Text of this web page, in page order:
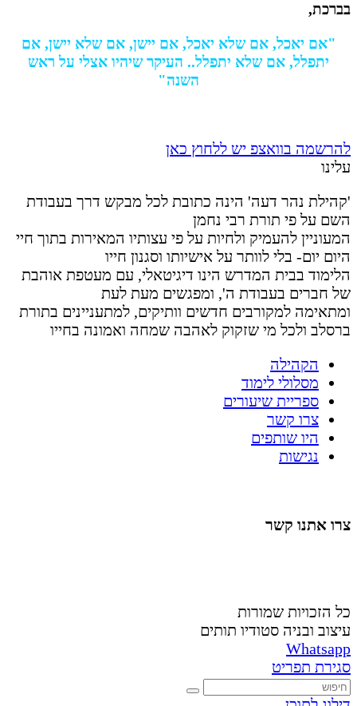
בברכת,
"אם יאכל, אם שלא יאכל, אם יישן, אם שלא יישן, אם
יתפלל, אם שלא יתפלל.. העיקר שיהיו אצלי על ראש
השנה"
להרשמה בוואצפ יש ללחוץ כאן
עלינו
'קהילת נהר דעה' הינה כתובת לכל מבקש דרך בעבודת
השם על פי תורת רבי נחמן
המעוניין להעמיק ולחיות על פי עצותיו המאירות בתוך חיי
היום יום- בלי לוותר על אישיותו וסגנון חייו
הלימוד בבית המדרש הינו דיגיטאלי, עם מעטפת אוהבת
של חברים בעבודת ה', ומפגשים מעת לעת
ומתאימה למקורבים חדשים וותיקים, למתעניינים בתורת
ברסלב ולכל מי שזקוק לאהבה שמחה ואמונה בחייו
הקהילה
מסלולי לימוד
ספריית שיעורים
צרו קשר
היו שותפים
נגישות
צרו אתנו קשר
כל הזכויות שמורות
עיצוב ובניה סטודיו תותים
Whatsapp
סגירת תפריט